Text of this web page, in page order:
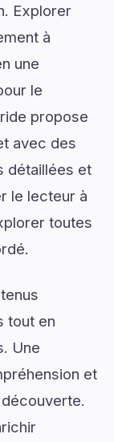
Explorer
à
une
le
propose
avec des
détaillées et
le lecteur à
toutes
tout en
Une
et